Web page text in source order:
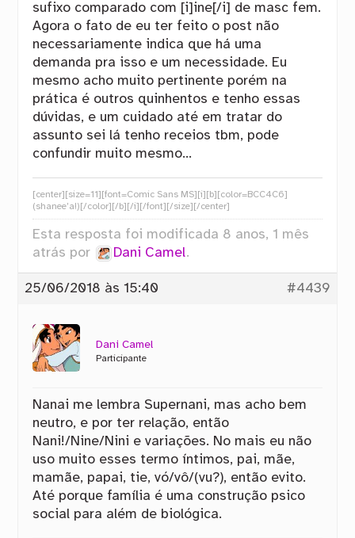
sufixo comparado com [i]ine[/i] de masc fem.
Agora o fato de eu ter feito o post não
necessariamente indica que há uma
demanda pra isso e um necessidade. Eu
mesmo acho muito pertinente porém na
prática é outros quinhentos e tenho essas
dúvidas, e um cuidado até em tratar do
assunto sei lá tenho receios tbm, pode
confundir muito mesmo…
[center][size=11][font=Comic Sans MS][i][b][color=BCC4C6]
(shanee’a!)[/color][/b][/i][/font][/size][/center]
Esta resposta foi modificada 8 anos, 1 mês
atrás por
Dani Camel.
25/06/2018 às 15:40 #4439
Dani Camel
Participante
Nanai me lembra Supernani, mas acho bem
neutro, e por ter relação, então
Nani!/Nine/Nini e variações. No mais eu não
uso muito esses termo íntimos, pai, mãe,
mamãe, papai, tie, vó/vô/(vu?), então evito.
Até porque família é uma construção psico
social para além de biológica.